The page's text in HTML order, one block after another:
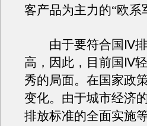
客产品为主力的“欧系
由于要符合国Ⅳ排
高，因此，目前国Ⅳ
秀的局面。在国家政
变化。由于城市经济
排放标准的全面实施